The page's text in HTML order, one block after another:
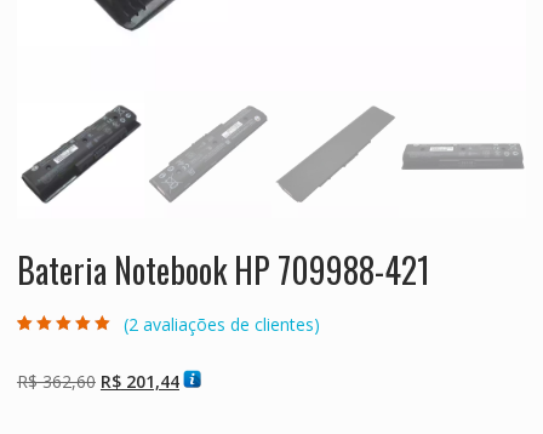
Bateria Notebook HP 709988-421
baseado em
avaliações de
(2avaliações de clientes)
R$362,60 O
R$201,44O